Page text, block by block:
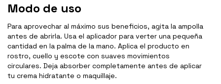
Modo de uso
Para aprovechar al máximo sus beneficios, agita la ampolla
antes de abrirla. Usa el aplicador para verter una pequeña
cantidad en la palma de la mano. Aplica el producto en
rostro, cuello y escote con suaves movimientos
circulares. Deja absorber completamente antes de aplicar
tu crema hidratante o maquillaje.